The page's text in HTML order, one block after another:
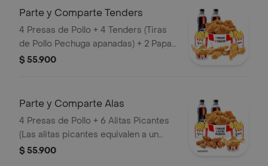
Parte y Comparte Tenders
4 Presas de Pollo + 4 Tenders (Tiras
de Pollo Pechuga apanadas) + 2 Papas
Pequeñas + 1 Balde de Salsa 100g + 2
$ 55.900
Parte y Comparte Alas
4 Presas de Pollo + 6 Alitas Picantes
(Las alitas picantes equivalen a un
trozo de ala) + 2 Papas Pequeñas + 2
$ 55.900